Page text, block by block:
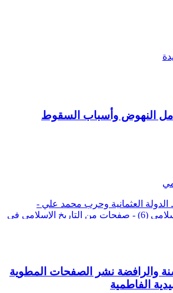
النهوض وأسباب السقوط
العثمانية وحرب محمد علي -
صفحات من التاريخ الإسلامي (6) - صفحات من التاريخ الإسلامي في
والرافضة نشر الصفحات المطوية
الفاطمية